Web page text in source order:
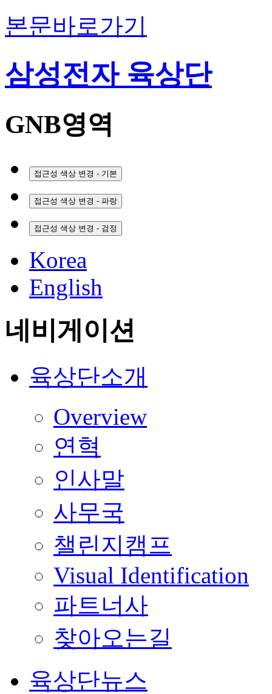
본문바로가기
삼성전자 육상단
GNB영역
접근성 색상 변경 - 기본
접근성 색상 변경 - 파랑
접근성 색상 변경 - 검정
Korea
English
네비게이션
육상단소개
Overview
연혁
인사말
사무국
챌린지캠프
Visual Identification
파트너사
찾아오는길
육상단뉴스